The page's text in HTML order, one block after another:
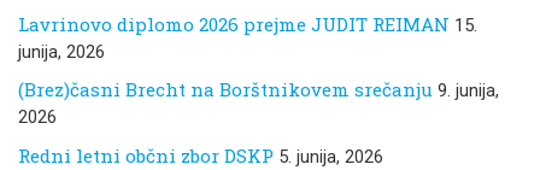
Lavrinovo diplomo 2026 prejme JUDIT REIMAN 15.
junija, 2026
(Brez)časni Brecht na Borštnikovem srečanju 9. junija,
2026
Redni letni občni zbor DSKP 5. junija, 2026